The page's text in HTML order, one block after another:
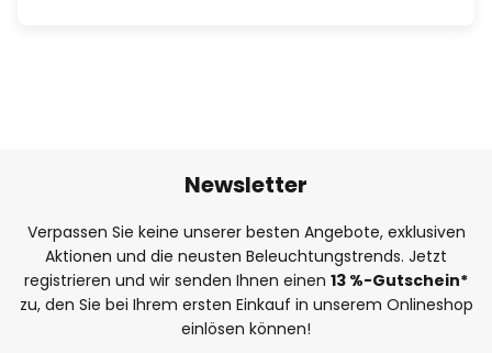
Newsletter
Verpassen Sie keine unserer besten Angebote, exklusiven
Aktionen und die neusten Beleuchtungstrends. Jetzt
registrieren und wir senden Ihnen einen 13 %-Gutschein*
zu, den Sie bei Ihrem ersten Einkauf in unserem Onlineshop
einlösen können!